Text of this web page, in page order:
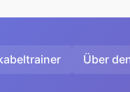
Über